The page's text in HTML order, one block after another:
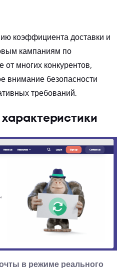
коэффициента доставки и
кампаниям по
от многих конкурентов,
внимание безопасности
требований.
в режиме реального